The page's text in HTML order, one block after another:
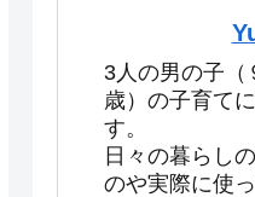
3人の男の子（
歳）の子育て
す。
日々の暮らし
のや実際に使